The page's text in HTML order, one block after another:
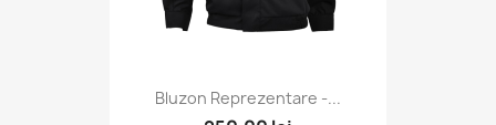
Bluzon Reprezentare -...